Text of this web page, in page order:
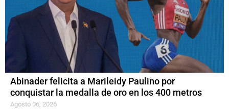
Abinader felicita a Marileidy Paulino por
conquistar la medalla de oro en los 400 metros
Agosto 06, 2026